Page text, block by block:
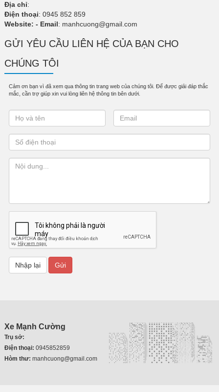
Địa chỉ:
Điện thoại: 0945 852 859
Website: - Email: manhcuong@gmail.com
GỬI YÊU CẦU LIÊN HỆ CỦA BẠN CHO
CHÚNG TÔI
Cảm ơn bạn vì đã xem qua thông tin trang web của chúng tôi. Để được giải đáp thắc
mắc, cần trợ giúp xin vui lòng liên hệ thông tin bên dưới.
Xe Mạnh Cường
Trụ sở:
Điện thoại: 0945852859
Hòm thư: manhcuong@gmail.com